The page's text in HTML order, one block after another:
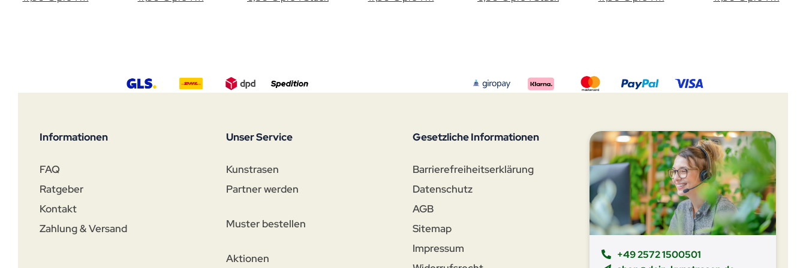
Informationen
FAQ
Ratgeber
Kontakt
Zahlung & Versand
Unser Service
Kunstrasen
Partner werden
Muster bestellen
Aktionen
Gesetzliche Informationen
Barrierefreiheitserklärung
Datenschutz
AGB
Sitemap
Impressum
+49 2572 1500501